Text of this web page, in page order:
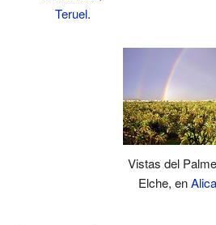
Teruel.
Vistas del
Elche, en